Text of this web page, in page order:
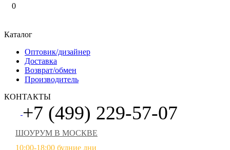
0
Каталог
Оптовик/дизайнер
Доставка
Возврат/обмен
Производитель
КОНТАКТЫ
+7 (499) 229-57-07
ШОУРУМ В МОСКВЕ
10:00-18:00 будние дни